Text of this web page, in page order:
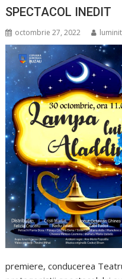
SPECTACOL INEDIT
octombrie 27, 2022
premiere, conducerea